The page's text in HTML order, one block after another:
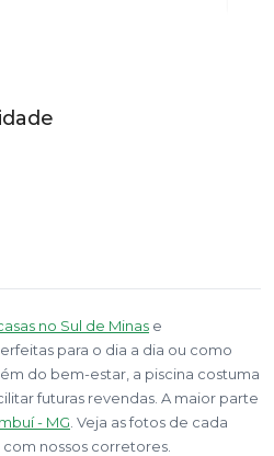
no Sul de Minas e
para o dia a dia ou como
do bem-estar, a piscina costuma
futuras revendas. A maior parte
- MG . Veja as fotos de cada
nossos corretores.